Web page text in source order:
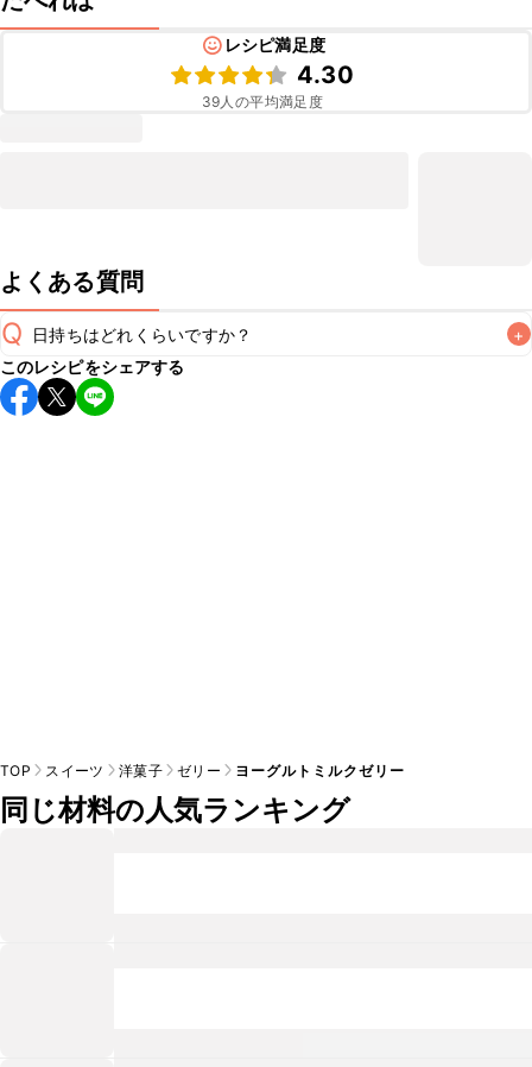
レシピ満足度
4.30
39人の平均満足度
よくある質問
Q 日持ちはどれくらいですか？ +
保存期間は冷蔵で当日中が目安です。なるべくお早めにお召
し上がりください。
このレシピをシェアする
TOP スイーツ 洋菓子 ゼリー ヨーグルトミルクゼリー
同じ材料の人気ランキング